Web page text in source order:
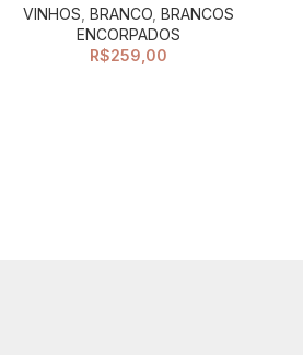
VINHOS BRANCO, BRANCOS
ENCORPADOS
R$259,00